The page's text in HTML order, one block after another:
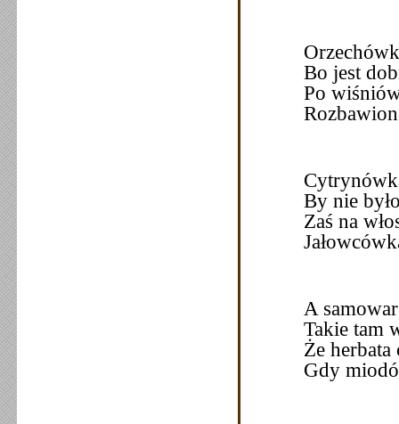
Bo jest
Po
By nie
Zaś na
A
Takie tam
Że herbata
Gdy